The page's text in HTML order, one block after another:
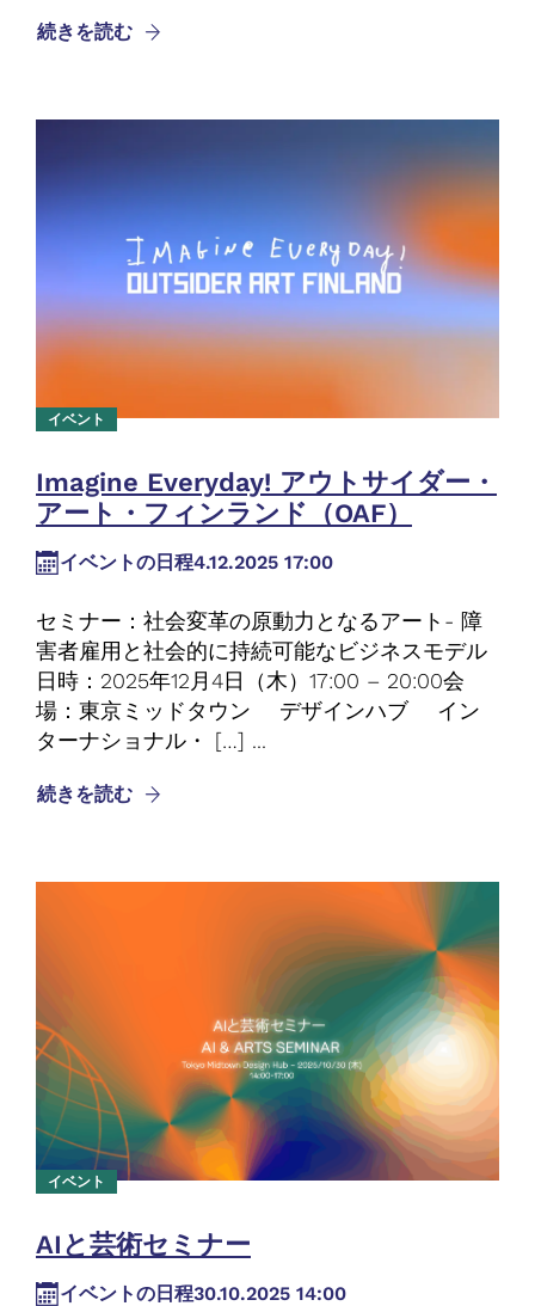
続きを読む
イベント
Imagine Everyday! アウトサイダー・
アート・フィンランド（OAF）
イベントの日程4.12.2025 17:00
セミナー：社会変⾰の原動⼒となるアート- 障
害者雇⽤と社会的に持続可能なビジネスモデル
日時：2025年12月4日（木）17:00 – 20:00会
場：東京ミッドタウン デザインハブ イン
ターナショナル・ […] ...
続きを読む
イベント
AIと芸術セミナー
イベントの日程30.10.2025 14:00